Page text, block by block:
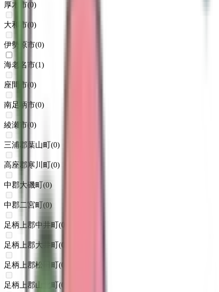
厚木市(0)
大和市(0)
伊勢原市(0)
海老名市(1)
座間市(0)
南足柄市(0)
綾瀬市(0)
三浦郡葉山町(0)
高座郡寒川町(0)
中郡大磯町(0)
中郡二宮町(0)
足柄上郡中井町(0
足柄上郡大井町(0
足柄上郡松田町(0
足柄上郡山北町(0